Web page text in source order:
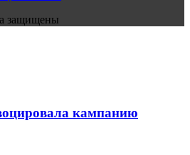
защищены
кампанию